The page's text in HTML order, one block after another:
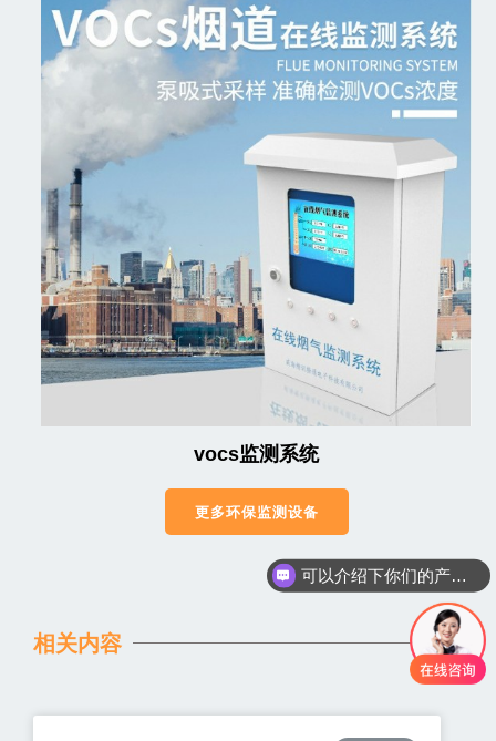
vocs监测系统
更多环保监测设备
相关内容
可以介绍下你们的产品么
你们是怎么收费的呢